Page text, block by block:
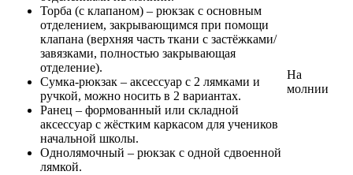
Торба (с клапаном) – рюкзак с основным
отделением, закрывающимся при помощи
клапана (верхняя часть ткани с застёжками/
завязками, полностью закрывающая
отделение).
Сумка-рюкзак – аксессуар с 2 лямками и
ручкой, можно носить в 2 вариантах.
Ранец – формованный или складной
аксессуар с жёстким каркасом для учеников
начальной школы.
Однолямочный – рюкзак с одной сдвоенной
лямкой.
На
молнии